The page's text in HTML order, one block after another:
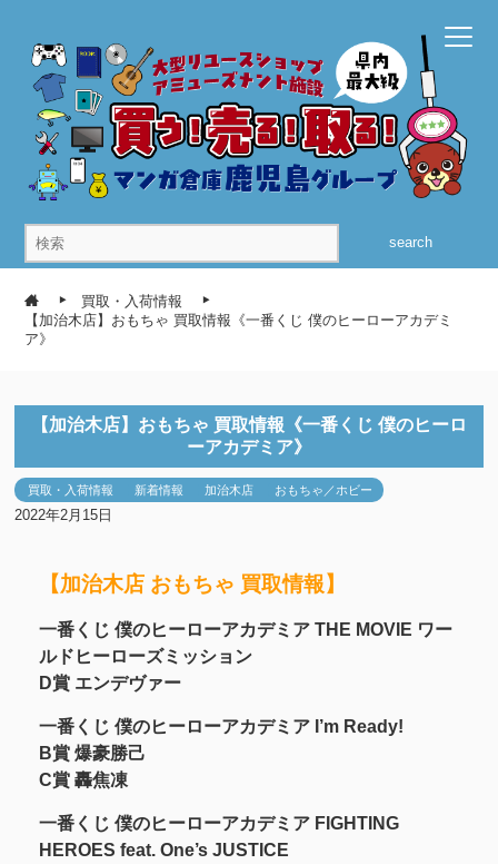
search
買取・入荷情報
【加治木店】おもちゃ 買取情報《一番くじ 僕のヒーローアカデミ
ア》
【加治木店】おもちゃ 買取情報《一番くじ 僕のヒーロ
ーアカデミア》
買取・入荷情報 新着情報 加治木店 おもちゃ／ホビー
2022年2月15日
【加治木店 おもちゃ 買取情報】
一番くじ 僕のヒーローアカデミア THE MOVIE ワー
ルドヒーローズミッション
D賞 エンデヴァー
一番くじ 僕のヒーローアカデミア I’m Ready!
B賞 爆豪勝己
C賞 轟焦凍
一番くじ 僕のヒーローアカデミア FIGHTING
HEROES feat. One’s JUSTICE